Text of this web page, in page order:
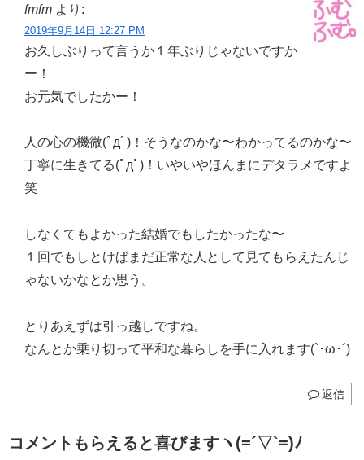
fmfm より:
2019年9月14日 12:27 PM
お久しぶりって言うか１年ぶりじゃないですか
ー！
お元気でしたかー！
人の心の機微(ﾟдﾟ)！そうなのかな〜わかってるのかな〜
丁寧に生きてる(ﾟдﾟ)！いやいやほんまにデタラメですよ
笑
しなくてもよかった結婚でもしたかったな〜
１回でもしとけばまだ正常な人として見てもらえたんじ
ゃないかなとか思う。
とりあえずは引っ越しですね。
なんとか乗り切って平和な暮らしを手に入れます(`･ω･´)
返信
コメントもらえると喜びますヽ(=´▽`=)ﾉ